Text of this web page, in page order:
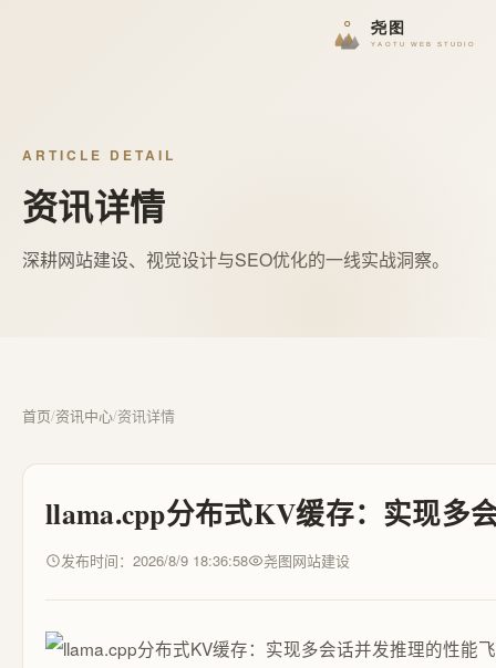
ARTICLE DETAIL
资讯详情
深耕网站建设、视觉设计与SEO优化的一线实战洞察。
首页/资讯中心/资讯详情
llama.cpp分布式KV缓存：实现多
发布时间：2026/8/9 18:36:58 尧图网站建设